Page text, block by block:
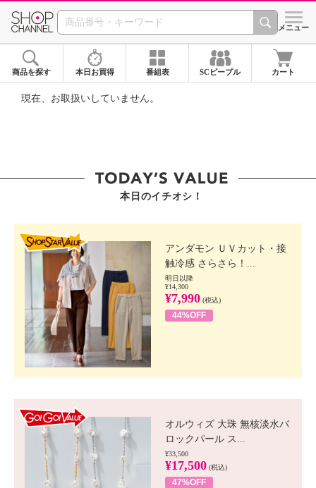
SHOP CHANNEL ショッ
メニュー
商品を探す 本日お買得 番組表 SCピープル カート
現在、お取扱いしていません。
本日のイチオシ！
アンダモン ＵＶカット・接
触冷感 さらさら！...
明日以降
¥14,300
¥7,990 (税込)
44%OFF
オルウィズ 大珠 無核淡水バ
ロックパール ス...
¥33,500
¥17,500 (税込)
47%OFF